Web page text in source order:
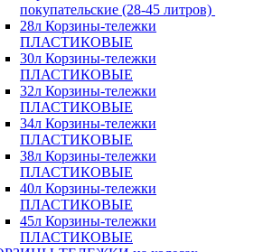
покупательские (28-45 литров)
28л Корзины-тележки
ПЛАСТИКОВЫЕ
30л Корзины-тележки
ПЛАСТИКОВЫЕ
32л Корзины-тележки
ПЛАСТИКОВЫЕ
34л Корзины-тележки
ПЛАСТИКОВЫЕ
38л Корзины-тележки
ПЛАСТИКОВЫЕ
40л Корзины-тележки
ПЛАСТИКОВЫЕ
45л Корзины-тележки
ПЛАСТИКОВЫЕ